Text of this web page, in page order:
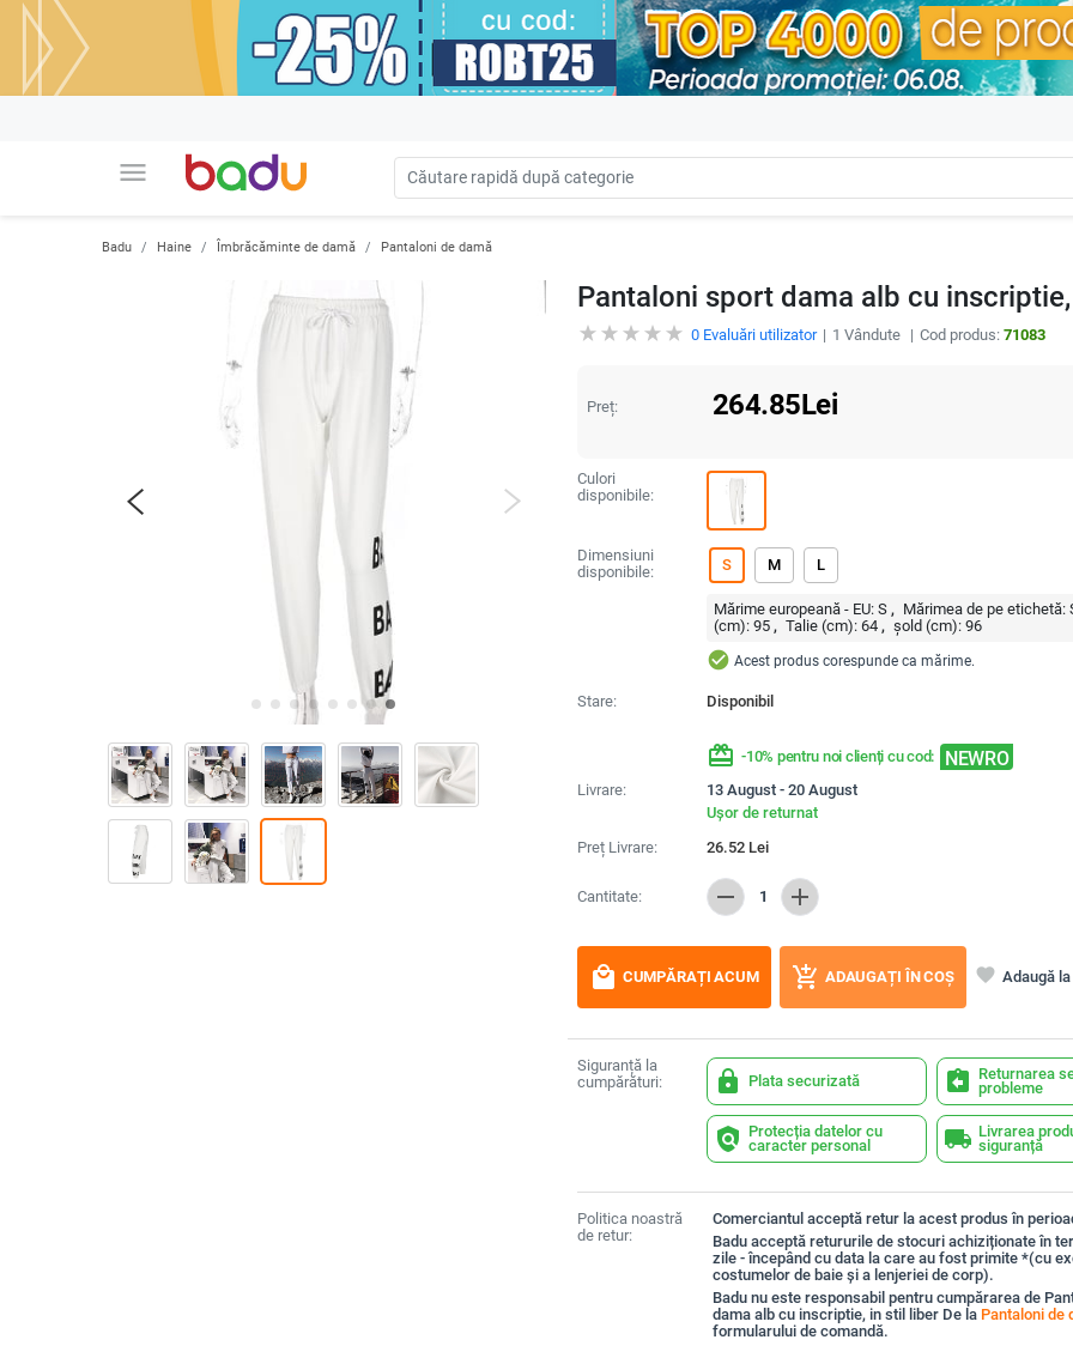
menu
Badu Haine Îmbrăcăminte de damă Pantaloni de damă
Pantaloni sport dama alb cu
0Evaluări utilizator 1 Vândute Cod produs: 71083
Preț: 264.85Lei
Culori
disponibile:
Dimensiuni
disponibile:
S M L
Mărime europeană - EU: S Mărimea de pe etichetă:
(cm): 95 Talie (cm): 64 șold (cm): 96
check_circle Acest produs corespunde ca mărime.
Stare: Disponibil
redeem -10% pentru noi clienți cu cod: NEWRO
Livrare:
13 August - 20 August
Ușor de returnat
Preț Livrare:
26.52Lei
Cantitate: remove 1 add
local_mall CUMPĂRAȚI ACUM add_shopping_cart ADAUGAȚI ÎN COȘ favorite Adaugă
Siguranță la
cumpărături:
lock Plata securizată assignment_return Returnarea
probleme
policy Protecția datelor cu
caracter personal
local_shipping Livrarea
siguranță
Politica noastră
de retur:
Comerciantul acceptă retur la acest produs în
Badu acceptă retururile de stocuri achiziționate în
zile - începând cu data la care au fost primite *(cu
costumelor de baie și a lenjeriei de corp).
Badu nu este responsabil pentru cumpărarea de
dama alb cu inscriptie, in stil liber De la Pantaloni de
formularului de comandă.